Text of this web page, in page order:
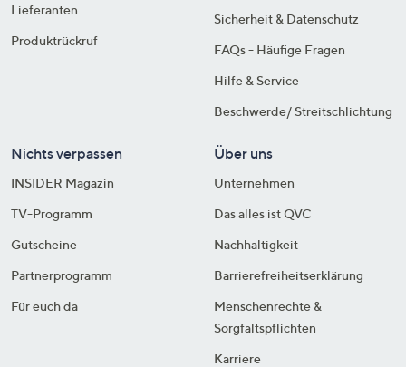
Lieferanten
Produktrückruf
Sicherheit & Datenschutz
FAQs - Häufige Fragen
Hilfe & Service
Beschwerde/ Streitschlichtung
Nichts verpassen
INSIDER Magazin
TV-Programm
Gutscheine
Partnerprogramm
Für euch da
Über uns
Unternehmen
Das alles ist QVC
Nachhaltigkeit
Barrierefreiheitserklärung
Menschenrechte &
Sorgfaltspflichten
Karriere